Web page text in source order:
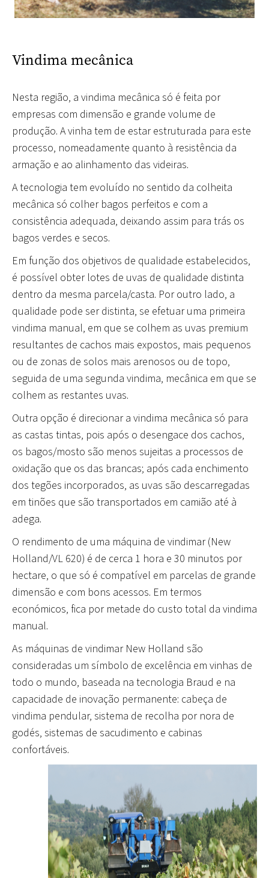
Vindima mecânica
Nesta região, a vindima mecânica só é feita por
empresas com dimensão e grande volume de
produção. A vinha tem de estar estruturada para este
processo, nomeadamente quanto à resistência da
armação e ao alinhamento das videiras.
A tecnologia tem evoluído no sentido da colheita
mecânica só colher bagos perfeitos e com a
consistência adequada, deixando assim para trás os
bagos verdes e secos.
Em função dos objetivos de qualidade estabelecidos,
é possível obter lotes de uvas de qualidade distinta
dentro da mesma parcela/casta. Por outro lado, a
qualidade pode ser distinta, se efetuar uma primeira
vindima manual, em que se colhem as uvas premium
resultantes de cachos mais expostos, mais pequenos
ou de zonas de solos mais arenosos ou de topo,
seguida de uma segunda vindima, mecânica em que se
colhem as restantes uvas.
Outra opção é direcionar a vindima mecânica só para
as castas tintas, pois após o desengace dos cachos,
os bagos/mosto são menos sujeitas a processos de
oxidação que os das brancas; após cada enchimento
dos tegões incorporados, as uvas são descarregadas
em tinões que são transportados em camião até à
adega.
O rendimento de uma máquina de vindimar (New
Holland/VL 620) é de cerca 1 hora e 30 minutos por
hectare, o que só é compatível em parcelas de grande
dimensão e com bons acessos. Em termos
económicos, fica por metade do custo total da vindima
manual.
As máquinas de vindimar New Holland são
consideradas um símbolo de excelência em vinhas de
todo o mundo, baseada na tecnologia Braud e na
capacidade de inovação permanente: cabeça de
vindima pendular, sistema de recolha por nora de
godés, sistemas de sacudimento e cabinas
confortáveis.